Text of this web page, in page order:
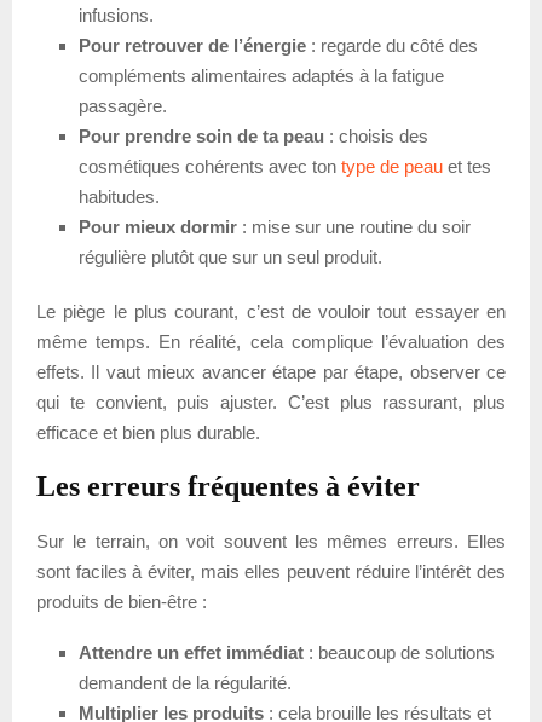
infusions.
Pour retrouver de l’énergie : regarde du côté des
compléments alimentaires adaptés à la fatigue
passagère.
Pour prendre soin de ta peau : choisis des
cosmétiques cohérents avec ton type de peau et tes
habitudes.
Pour mieux dormir : mise sur une routine du soir
régulière plutôt que sur un seul produit.
Le piège le plus courant, c’est de vouloir tout essayer en
même temps. En réalité, cela complique l’évaluation des
effets. Il vaut mieux avancer étape par étape, observer ce
qui te convient, puis ajuster. C’est plus rassurant, plus
efficace et bien plus durable.
Les erreurs fréquentes à éviter
Sur le terrain, on voit souvent les mêmes erreurs. Elles
sont faciles à éviter, mais elles peuvent réduire l’intérêt des
produits de bien-être :
Attendre un effet immédiat : beaucoup de solutions
demandent de la régularité.
Multiplier les produits : cela brouille les résultats et